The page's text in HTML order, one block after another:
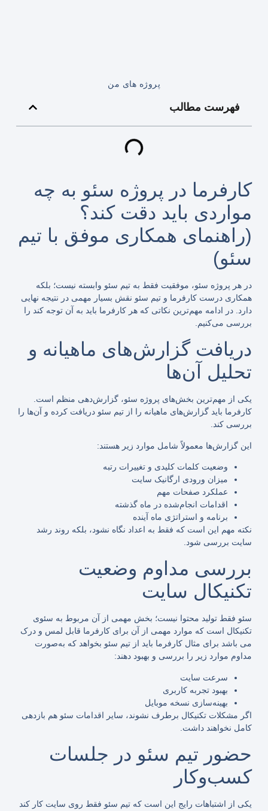
پروژه های من
فهرست مطالب
کارفرما در پروژه سئو به چه
مواردی باید دقت کند؟
(راهنمای همکاری موفق با تیم
سئو)
در هر پروژه سئو، موفقیت فقط به تیم سئو وابسته نیست؛ بلکه
همکاری درست کارفرما و تیم سئو نقش بسیار مهمی در نتیجه نهایی
دارد. در ادامه مهم‌ترین نکاتی که هر کارفرما باید به آن توجه کند را
بررسی می‌کنیم.
دریافت گزارش‌های ماهیانه و
تحلیل آن‌ها
یکی از مهم‌ترین بخش‌های پروژه سئو، گزارش‌دهی منظم است.
کارفرما باید گزارش‌های ماهیانه را از تیم سئو دریافت کرده و آن‌ها را
بررسی کند.
این گزارش‌ها معمولاً شامل موارد زیر هستند:
وضعیت کلمات کلیدی و تغییرات رتبه
میزان ورودی ارگانیک سایت
عملکرد صفحات مهم
اقدامات انجام‌شده در ماه گذشته
برنامه و استراتژی ماه آینده
نکته مهم این است که فقط به اعداد نگاه نشود، بلکه روند رشد
سایت بررسی شود.
بررسی مداوم وضعیت
تکنیکال سایت
سئو فقط تولید محتوا نیست؛ بخش مهمی از آن مربوط به سئوی
تکنیکال است که موارد مهمی از آن برای کارفرما قابل لمس و درک
می باشد برای مثال کارفرما باید از تیم سئو بخواهد که به‌صورت
مداوم موارد زیر را بررسی و بهبود دهند:
سرعت سایت
بهبود تجربه کاربری
بهینه‌سازی نسخه موبایل
اگر مشکلات تکنیکال برطرف نشوند، سایر اقدامات سئو هم بازدهی
کامل نخواهند داشت.
حضور تیم سئو در جلسات
کسب‌وکار
یکی از اشتباهات رایج این است که تیم سئو فقط روی سایت کار کند